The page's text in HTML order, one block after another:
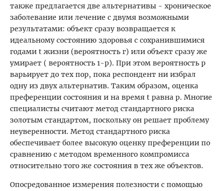
также предлагается две альтернативы - хроническое
заболевание или лечение с двумя возможными
результатами: объект сразу возвращается к
идеальному состоянию здоровья с сохранившимися
годами t жизни (вероятность г) или объект сразу же
умирает ( вероятность 1-р). При этом вероятность р
варьирует до тех пор, пока респондент ни избрал
одну из двух альтернатив. Таким образом, оценка
преференции состояния и на время t равна р. Многие
специалисты считают метод стандартного риска
золотым стандартом, поскольку он решает проблему
неуверенности. Метод стандартного риска
обеспечивает более высокую оценку преференции по
сравнению с методом временного компромисса
относительно того же состояния в тех же объектов.
Опосредованное измерения полезности с помощью